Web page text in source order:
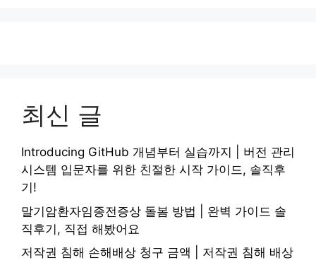
최신 글
Introducing GitHub 개념부터 실습까지 | 버전 관리
시스템 입문자를 위한 친절한 시작 가이드, 솔직후
기!
말기암환자임종전증상 돌봄 방법 | 완벽 가이드 솔
직후기, 직접 해봤어요
저작권 침해 손해배상 청구 금액 | 저작권 침해 배상